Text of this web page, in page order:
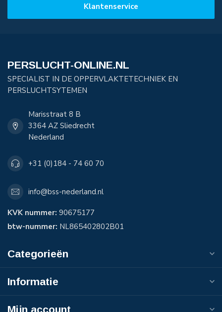
Klantenservice
PERSLUCHT-ONLINE.NL
SPECIALIST IN DE OPPERVLAKTETECHNIEK EN
PERSLUCHTSYTEMEN
Marisstraat 8 B
3364 AZ Sliedrecht
Nederland
+31 (0)184 - 74 60 70
info@bss-nederland.nl
KVK nummer: 90675177
btw-nummer: NL865402802B01
Categorieën
Informatie
Mijn account